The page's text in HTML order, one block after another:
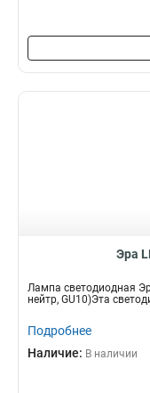
Эра
Лампа светодиодная
нейтр, GU10)Эта
Подробнее
Наличие: В наличии